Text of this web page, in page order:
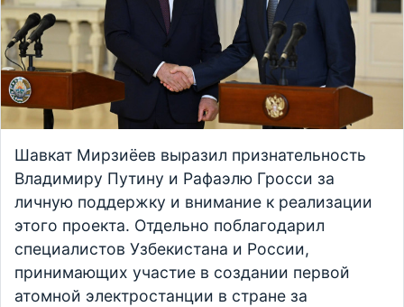
Шавкат Мирзиёев выразил признательность
Владимиру Путину и Рафаэлю Гросси за
личную поддержку и внимание к реализации
этого проекта. Отдельно поблагодарил
специалистов Узбекистана и России,
принимающих участие в создании первой
атомной электростанции в стране за